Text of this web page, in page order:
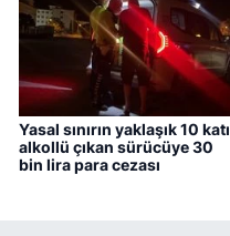
Yasal sınırın yaklaşık 10 katı
alkollü çıkan sürücüye 30
bin lira para cezası